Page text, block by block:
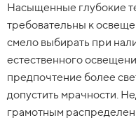
Насыщенные глубокие
требовательны к
смело выбирать при
естественного
предпочтение более
допустить мрачности.
грамотным